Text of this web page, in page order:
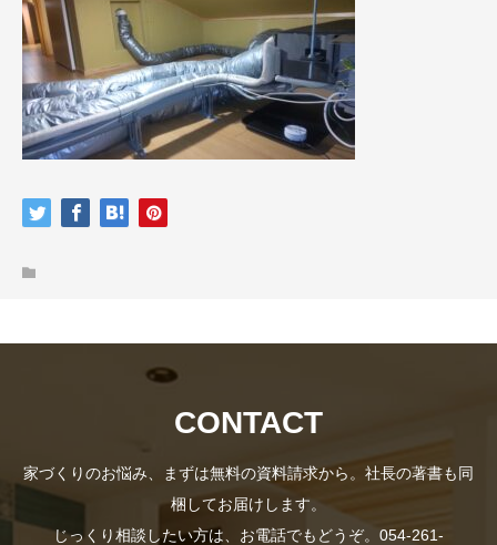
CONTACT
家づくりのお悩み、まずは無料の資料請求から。社長の著書も同
梱してお届けします。
じっくり相談したい方は、お電話でもどうぞ。054-261-